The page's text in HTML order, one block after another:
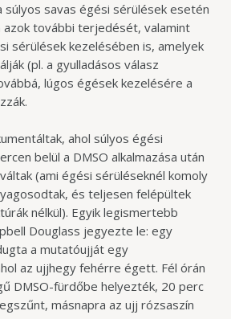
súlyos savas égési sérülések esetén
azok további terjedését, valamint
sérülések kezelésében is, amelyek
(pl. a gyulladásos válasz
lúgos égések kezelésére a
ahol súlyos égési
belül a DMSO alkalmazása után
(ami égési sérüléseknél komoly
és teljesen felépültek
nélkül). Egyik legismertebb
Douglass jegyezte le: egy
a mutatóujját egy
az ujjhegy fehérre égett. Fél órán
DMSO-fürdőbe helyezték, 20 perc
másnapra az ujj rózsaszín